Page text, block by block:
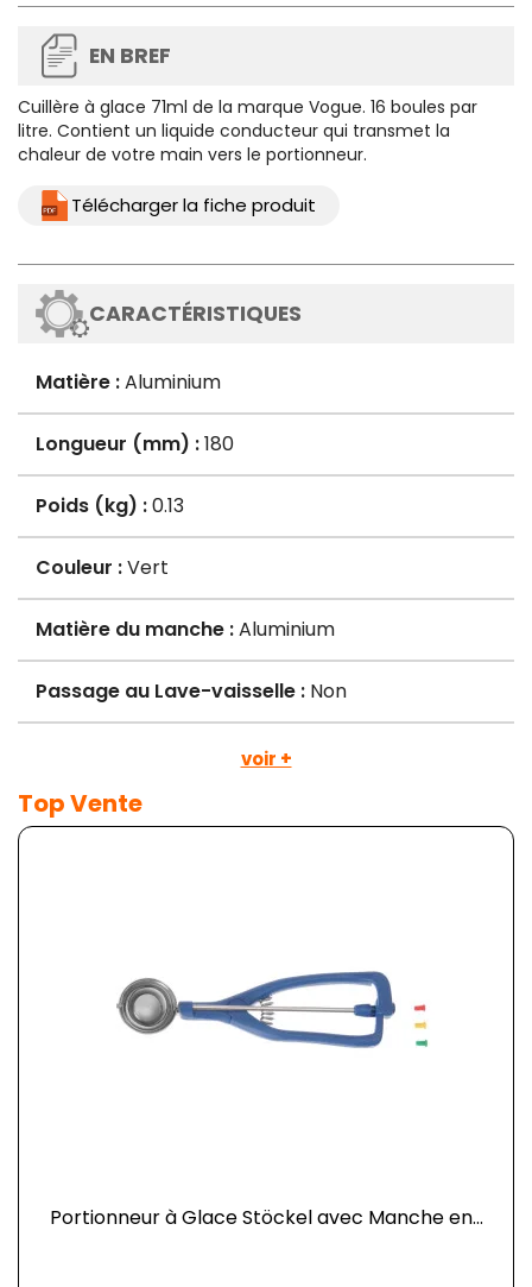
EN BREF
Cuillère à glace 71ml de la marque Vogue. 16 boules par
litre. Contient un liquide conducteur qui transmet la
chaleur de votre main vers le portionneur.
Télécharger la fiche produit
CARACTÉRISTIQUES
Matière :Aluminium
Longueur (mm) :180
Poids (kg) :0.13
Couleur :Vert
Matière du manche :Aluminium
Passage au Lave-vaisselle : Non
voir +
Top Vente
Portionneur à Glace Stöckel avec Manche en...